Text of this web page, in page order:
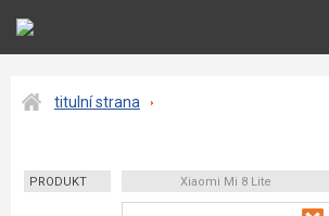
titulní strana
PRODUKT Xiaomi Mi 8 Lite